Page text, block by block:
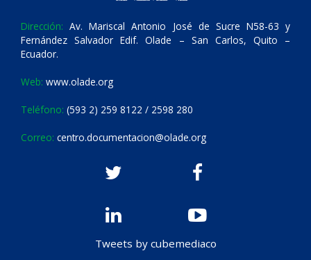
Dirección: Av. Mariscal Antonio José de Sucre N58-63 y
Fernández Salvador Edif. Olade – San Carlos, Quito –
Ecuador.
Web: www.olade.org
Teléfono: (593 2) 259 8122 / 2598 280
Correo: centro.documentacion@olade.org
Tweets by cubemediaco